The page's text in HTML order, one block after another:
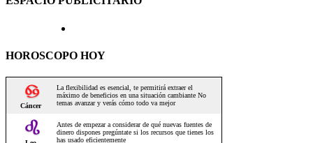
HOROSCOPO HOY